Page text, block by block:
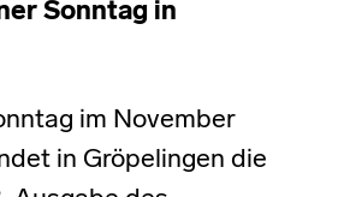
Sonntag in
im November
in Gröpelingen die